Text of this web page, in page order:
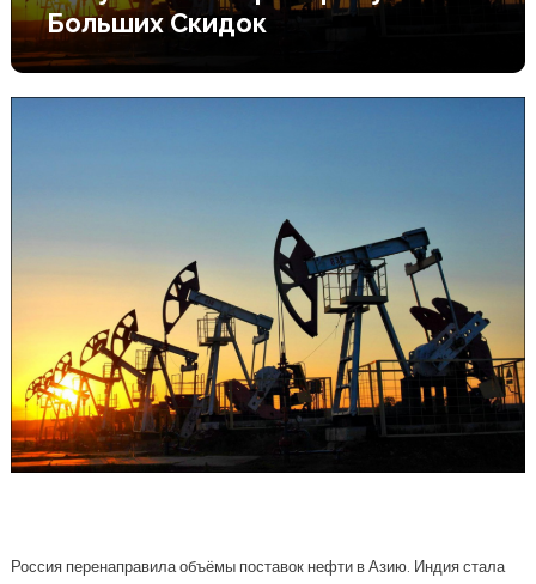
Больших Скидок
Россия перенаправила объёмы поставок нефти в Азию. Индия стала